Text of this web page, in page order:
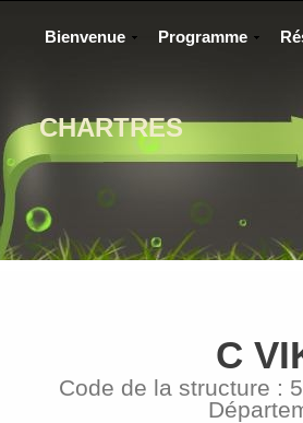
CHARTRES
Bienvenue Programme
C
Code de la structure :